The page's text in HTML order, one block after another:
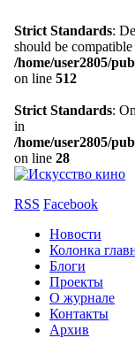
Strict Standards:
should be
/home/user2805/
on line 512
Strict Standards:
in
/home/user2805/
on line 28
RSS Facebook
Новости
Колонка
Блоги
Проекты
О журнале
Контакты
Архив